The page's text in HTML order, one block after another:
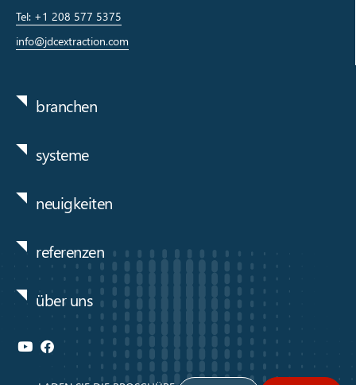
Tel: +1 208 577 5375
info@jdcextraction.com
branchen
systeme
neuigkeiten
referenzen
über uns